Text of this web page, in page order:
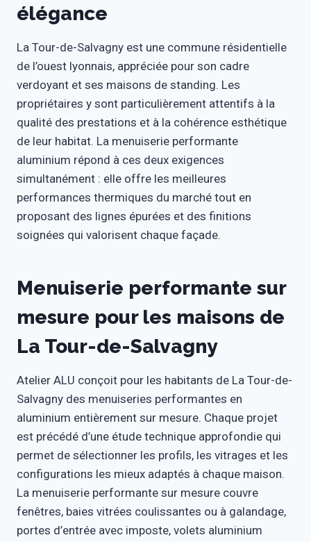
élégance
La Tour-de-Salvagny est une commune résidentielle
de l’ouest lyonnais, appréciée pour son cadre
verdoyant et ses maisons de standing. Les
propriétaires y sont particulièrement attentifs à la
qualité des prestations et à la cohérence esthétique
de leur habitat. La menuiserie performante
aluminium répond à ces deux exigences
simultanément : elle offre les meilleures
performances thermiques du marché tout en
proposant des lignes épurées et des finitions
soignées qui valorisent chaque façade.
Menuiserie performante sur
mesure pour les maisons de
La Tour-de-Salvagny
Atelier ALU conçoit pour les habitants de La Tour-de-
Salvagny des menuiseries performantes en
aluminium entièrement sur mesure. Chaque projet
est précédé d’une étude technique approfondie qui
permet de sélectionner les profils, les vitrages et les
configurations les mieux adaptés à chaque maison.
La menuiserie performante sur mesure couvre
fenêtres, baies vitrées coulissantes ou à galandage,
portes d’entrée avec imposte, volets aluminium